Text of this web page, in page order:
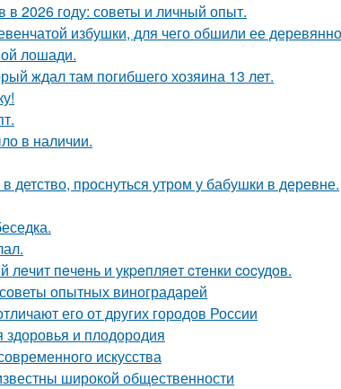
2026 году: советы и личный опыт.
избушки, для чего обшили ее
лошади.
ждал там погибшего хозяина 13 лет.
в наличии.
детство, проснуться утром у бабушки в деревне.
пeчeнь и укpeпляeт cтeнки cocудoв.
опытных виноградарей
его от других городов России
здоровья и плодородия
искусства
широкой общественности